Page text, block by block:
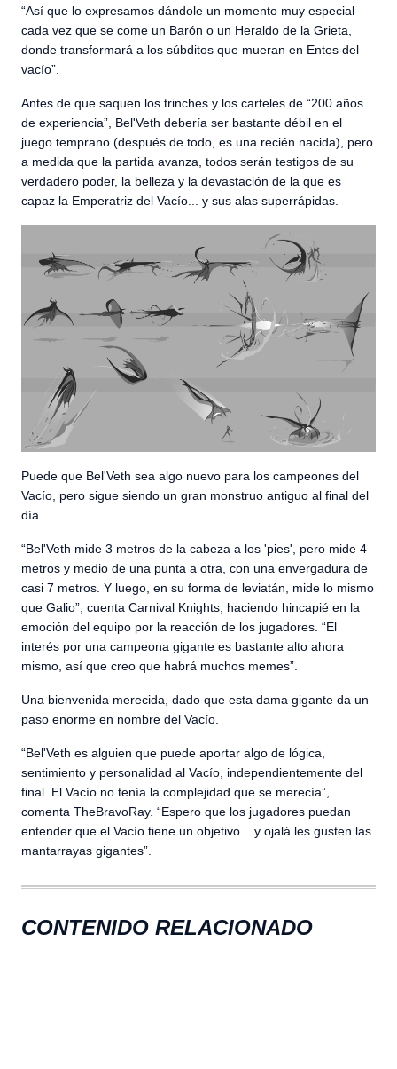
“Así que lo expresamos dándole un momento muy especial
cada vez que se come un Barón o un Heraldo de la Grieta,
donde transformará a los súbditos que mueran en Entes del
vacío”.
Antes de que saquen los trinches y los carteles de “200 años
de experiencia”, Bel'Veth debería ser bastante débil en el
juego temprano (después de todo, es una recién nacida), pero
a medida que la partida avanza, todos serán testigos de su
verdadero poder, la belleza y la devastación de la que es
capaz la Emperatriz del Vacío... y sus alas superrápidas.
Puede que Bel'Veth sea algo nuevo para los campeones del
Vacío, pero sigue siendo un gran monstruo antiguo al final del
día.
“Bel'Veth mide 3 metros de la cabeza a los 'pies', pero mide 4
metros y medio de una punta a otra, con una envergadura de
casi 7 metros. Y luego, en su forma de leviatán, mide lo mismo
que Galio”, cuenta Carnival Knights, haciendo hincapié en la
emoción del equipo por la reacción de los jugadores. “El
interés por una campeona gigante es bastante alto ahora
mismo, así que creo que habrá muchos memes”.
Una bienvenida merecida, dado que esta dama gigante da un
paso enorme en nombre del Vacío.
“Bel'Veth es alguien que puede aportar algo de lógica,
sentimiento y personalidad al Vacío, independientemente del
final. El Vacío no tenía la complejidad que se merecía”,
comenta TheBravoRay. “Espero que los jugadores puedan
entender que el Vacío tiene un objetivo... y ojalá les gusten las
mantarrayas gigantes”.
CONTENIDO RELACIONADO